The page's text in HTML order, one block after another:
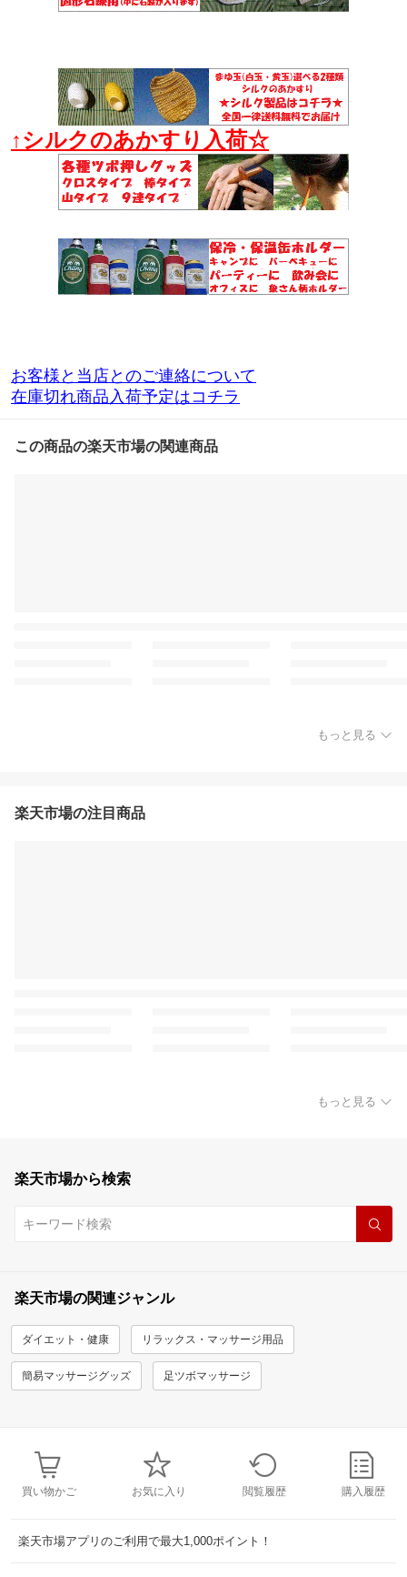
↑シルクのあかすり入荷☆
お客様と当店とのご連絡について
在庫切れ商品入荷予定はコチラ
この商品の楽天市場の関連商品
もっと見る
楽天市場の注目商品
もっと見る
楽天市場から検索
楽天市場の関連ジャンル
ダイエット・健康 リラックス・マッサージ用品
簡易マッサージグッズ 足ツボマッサージ
買い物かご お気に入り 閲覧履歴 購入履歴
楽天市場アプリのご利用で最大1,000ポイント！